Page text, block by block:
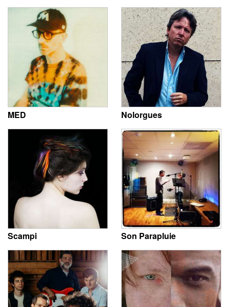
MED Nolorgues
Scampi Son Parapluie